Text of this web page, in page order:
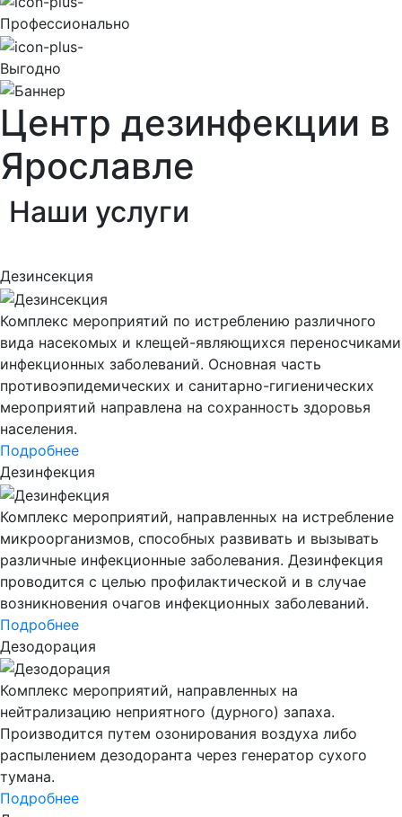
Профессионально
Выгодно
Центр дезинфекции в
Ярославле
Наши услуги
Дезинсекция
Комплекс мероприятий по истреблению различного
вида насекомых и клещей-являющихся переносчиками
инфекционных заболеваний. Основная часть
противоэпидемических и санитарно-гигиенических
мероприятий направлена на сохранность здоровья
населения.
Подробнее
Дезинфекция
Комплекс мероприятий, направленных на истребление
микроорганизмов, способных развивать и вызывать
различные инфекционные заболевания. Дезинфекция
проводится с целью профилактической и в случае
возникновения очагов инфекционных заболеваний.
Подробнее
Дезодорация
Комплекс мероприятий, направленных на
нейтрализацию неприятного (дурного) запаха.
Производится путем озонирования воздуха либо
распылением дезодоранта через генератор сухого
тумана.
Подробнее